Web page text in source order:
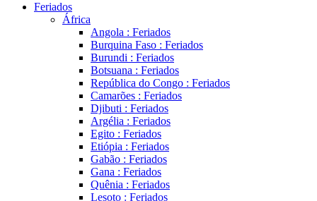
Feriados
África
Angola : Feriados
Burquina Faso : Feriados
Burundi : Feriados
Botsuana : Feriados
República do Congo : Feriados
Camarões : Feriados
Djibuti : Feriados
Argélia : Feriados
Egito : Feriados
Etiópia : Feriados
Gabão : Feriados
Gana : Feriados
Quênia : Feriados
Lesoto : Feriados